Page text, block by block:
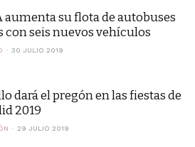
aumenta su flota de autobuses
con seis nuevos vehículos
30 JULIO 2019
dará el pregón en las fiestas de
2019
29 JULIO 2019